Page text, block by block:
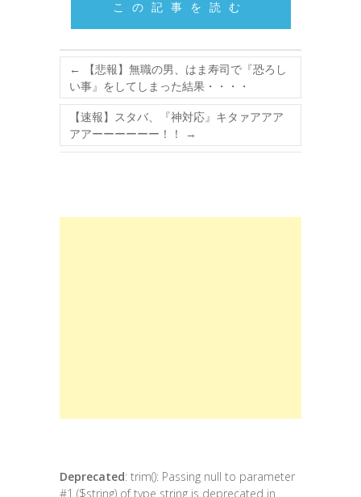
この記事を読む
←
【悲報】無職の男、はま寿司で『恐ろし
い事』をしてしまった結果・・・・
【速報】スタバ、『神対応』キタァアアア
アアーーーーーー！！
→
Deprecated: trim(): Passing null to parameter
#1 ($string) of type string is deprecated in